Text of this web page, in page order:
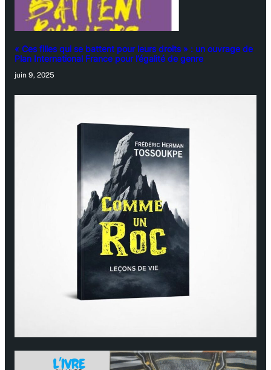
« Ces filles qui se battent pour leurs droits » : un ouvrage de
Plan International France pour l’égalité de genre
juin 9, 2025